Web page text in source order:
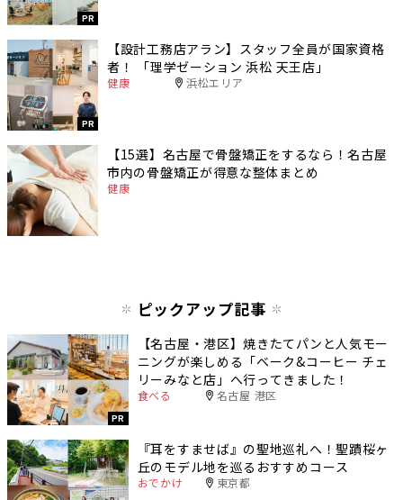
PR
PR
【設計工務店アラン】スタッフ全員が国家資格
者！ 「理学ゼーション 浜松 天王店」
健康 浜松エリア
【15選】名古屋で骨盤矯正をするなら！名古屋
市内の骨盤矯正が得意な整体まとめ
健康
ピックアップ記事
PR
【名古屋・港区】焼きたてパンと人気モー
ニングが楽しめる「ベーク&コーヒー チェ
リーみなと店」へ行ってきました！
食べる 名古屋 港区
『耳をすませば』の聖地巡礼へ！聖蹟桜ヶ
丘のモデル地を巡るおすすめコース
おでかけ 東京都